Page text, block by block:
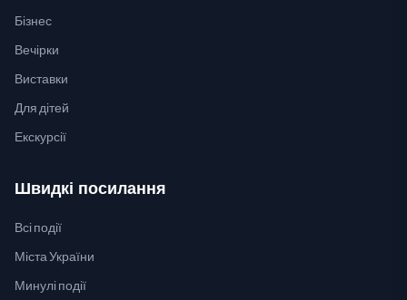
Бізнес
Вечірки
Виставки
Для дітей
Екскурсії
Швидкі посилання
Всі події
Міста України
Минулі події